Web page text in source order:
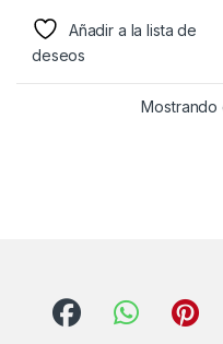
Añadir a la lista de
deseos
Mostrando